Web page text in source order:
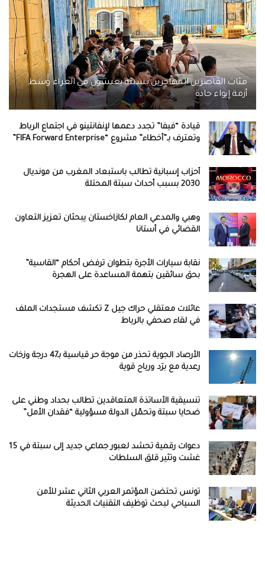
مئات القاصرين المهاجرين بسبتة يعيشون في العراء وسط
أزمة إيواء حادة
قيادة “فيفا” تجدد دعمها لإنفانتينو في اجتماع الرباط
وتعترف بـ”أخطاء” مشروع “FIFA Forward Enterprise”
أحزاب إسبانية تطالب باستبعاد المغرب من مونديال
2030 بسبب أحداث سبتة المحتلة
وهبي والمدعي العام لكازاخستان يبحثان تعزيز التعاون
القضائي في أستانا
نقابة سيارات الأجرة بتطوان ترفض أحكام “القاسية”
بحق سائقين بتهمة المساعدة على الهجرة
عائلات معتقلي حراك جيل Z تكشف مستجدات الملف
في لقاء صحفي بالرباط
الأرصاد الجوية تحذر من موجة حر قياسية بـ47 درجة وزخات
رعدية مع برَد ورياح قوية
تنسيقية الأساتذة المتعاقدين تطالب بحداد وطني على
ضحايا سبتة وتحمّل الدولة مسؤولية “فقدان الأمل”
دعوات رقمية تحشد لعبور جماعي جديد إلى سبتة في 15
غشت وتثير قلق السلطات
تونس تحتضن المؤتمر العربي الثاني عشر للأمن
السياحي لبحث توظيف التقنيات الحديثة